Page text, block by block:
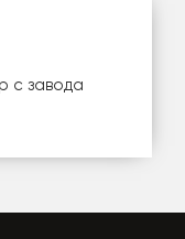
с завода